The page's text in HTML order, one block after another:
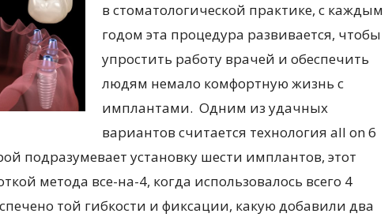
в стоматологической практике, с каждым
годом эта процедура развивается, чтобы
упростить работу врачей и обеспечить
людям немало комфортную жизнь с
имплантами. Одним из удачных
вариантов считается технология all on 6
подразумевает установку шести имплантов, этот
метода все-на-4, когда использовалось всего 4
той гибкости и фиксации, какую добавили два